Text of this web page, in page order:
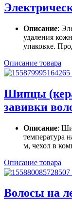
Описание:
удаления
упаковке.
Описание товара
Шипцы
завивки
Описание:
температура
м, чехол в
Описание товара
Волосы на